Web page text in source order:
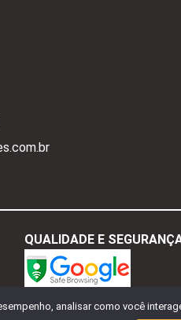
QUALIDADE E
analisar como você